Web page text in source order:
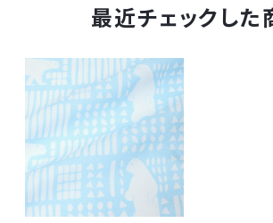
最近チェックした